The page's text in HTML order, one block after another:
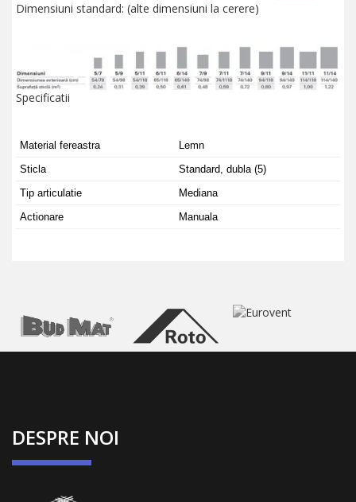
Dimensiuni standard: (alte dimensiuni la cerere)
Specificatii
Material fereastra
Lemn
Sticla
Standard, dubla (5)
Tip articulatie
Mediana
Actionare
Manuala
DESPRE NOI